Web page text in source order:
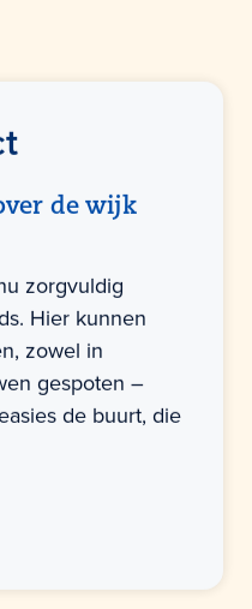
de wijk
zorgvuldig
Hier kunnen
zowel in
gespoten –
de buurt, die